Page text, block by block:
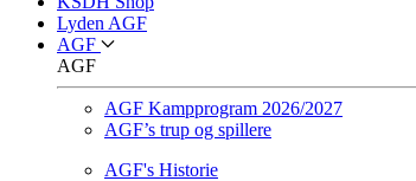
Lyden AGF
AGF
AGF
AGF Kampprogram 2026/2027
AGF’s trup og spillere
AGF's Historie